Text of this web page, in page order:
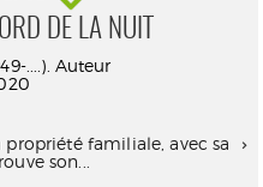
DE LA NUIT
....). Auteur
propriété familiale, avec sa
son...